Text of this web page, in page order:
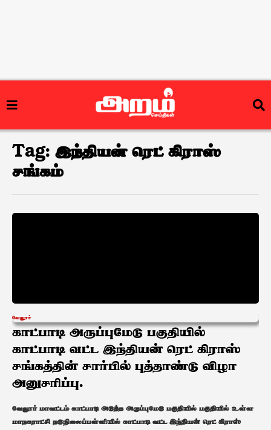
Tag: இந்தியன் ரெட் கிராஸ்
சங்கம்
வேலூர்
காட்பாடி அருப்புமேடு பகுதியில்
காட்பாடி வட்ட இந்தியன் ரெட் கிராஸ்
சங்கத்தின் சார்பில் புத்தாண்டு விழா
அனுசரிப்பு.
வேலூர் மாவட்டம் காட்பாடி அடுத்த அருப்புமேடு பகுதியில் பகுதியில் உள்ள
மாநகராட்சி நடுநிலைப்பள்ளியில் காட்பாடி வட்ட இந்தியன் ரெட் கிராஸ்